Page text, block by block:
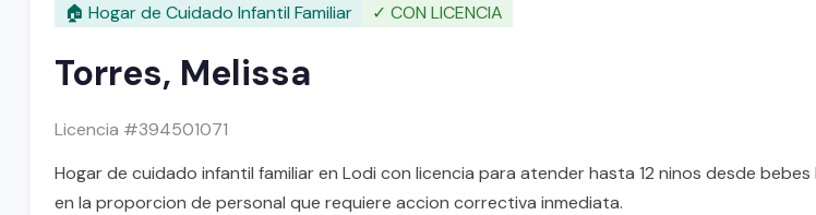
🏠 Hogar de Cuidado Infantil Familiar ✓ CON LICENCIA
Torres, Melissa
Licencia #394501071
Hogar de cuidado infantil familiar en Lodi con licencia para atender hasta 12 ninos desde
en la proporcion de personal que requiere accion correctiva inmediata.